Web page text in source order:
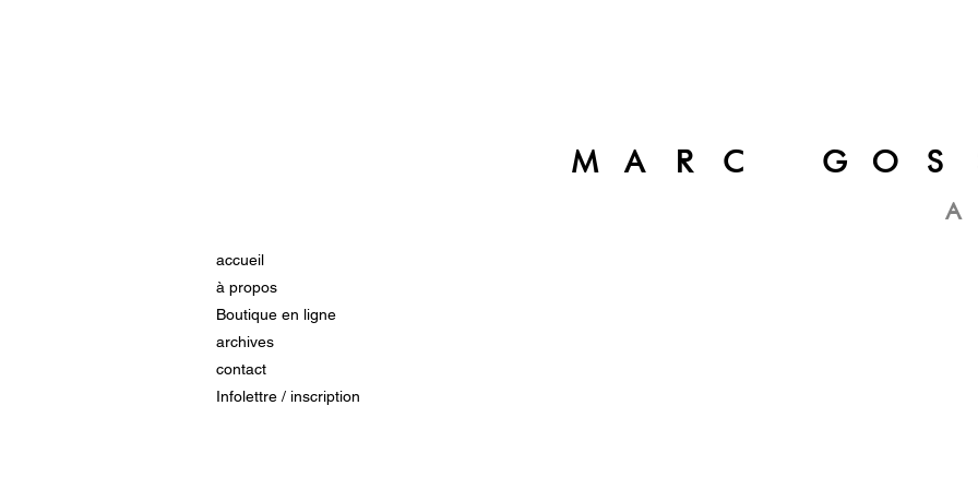
MARC
accueil
à propos
Boutique en ligne
archives
contact
Infolettre / inscription